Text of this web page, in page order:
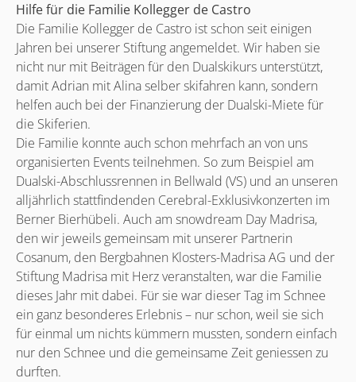
Hilfe für die Familie Kollegger de Castro
Die Familie Kollegger de Castro ist schon seit einigen
Jahren bei unserer Stiftung angemeldet. Wir haben sie
nicht nur mit Beiträgen für den Dualskikurs unterstützt,
damit Adrian mit Alina selber skifahren kann, sondern
helfen auch bei der Finanzierung der Dualski-Miete für
die Skiferien.
Die Familie konnte auch schon mehrfach an von uns
organisierten Events teilnehmen. So zum Beispiel am
Dualski-Abschlussrennen in Bellwald (VS) und an unseren
alljährlich stattfindenden Cerebral-Exklusivkonzerten im
Berner Bierhübeli. Auch am snowdream Day Madrisa,
den wir jeweils gemeinsam mit unserer Partnerin
Cosanum, den Bergbahnen Klosters-Madrisa AG und der
Stiftung Madrisa mit Herz veranstalten, war die Familie
dieses Jahr mit dabei. Für sie war dieser Tag im Schnee
ein ganz besonderes Erlebnis – nur schon, weil sie sich
für einmal um nichts kümmern mussten, sondern einfach
nur den Schnee und die gemeinsame Zeit geniessen zu
durften.